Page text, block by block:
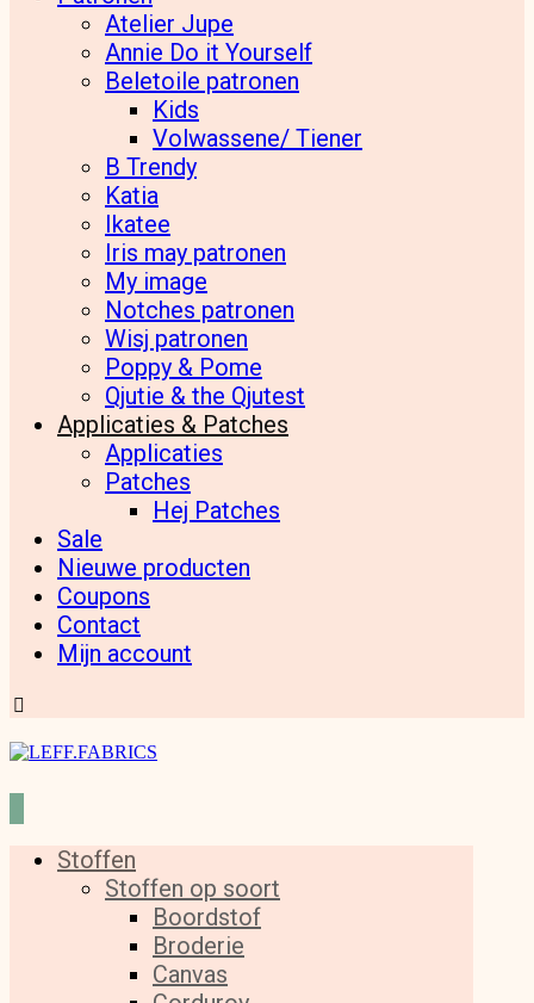
Atelier Jupe
Annie Do it Yourself
Beletoile patronen
Kids
Volwassene/ Tiener
B Trendy
Katia
Ikatee
Iris may patronen
My image
Notches patronen
Wisj patronen
Poppy & Pome
Qjutie & the Qjutest
Applicaties & Patches
Applicaties
Patches
Hej Patches
Sale
Nieuwe producten
Coupons
Contact
Mijn account
Stoffen
Stoffen op soort
Boordstof
Broderie
Canvas